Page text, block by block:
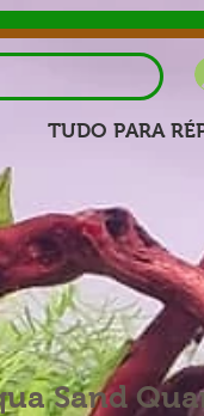
TUDO PARA
Sand